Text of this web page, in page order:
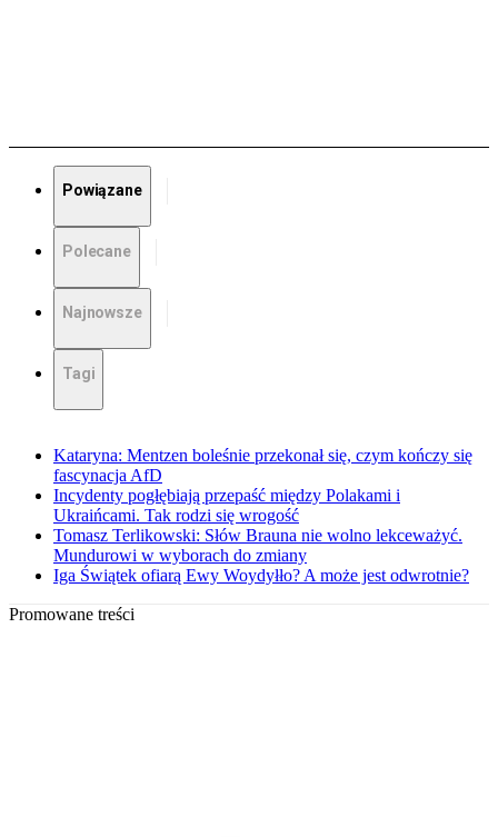
Powiązane
Polecane
Najnowsze
Tagi
Kataryna: Mentzen boleśnie przekonał się, czym kończy się
fascynacja AfD
Incydenty pogłębiają przepaść między Polakami i
Ukraińcami. Tak rodzi się wrogość
Tomasz Terlikowski: Słów Brauna nie wolno lekceważyć.
Mundurowi w wyborach do zmiany
Iga Świątek ofiarą Ewy Woydyłło? A może jest odwrotnie?
Promowane treści